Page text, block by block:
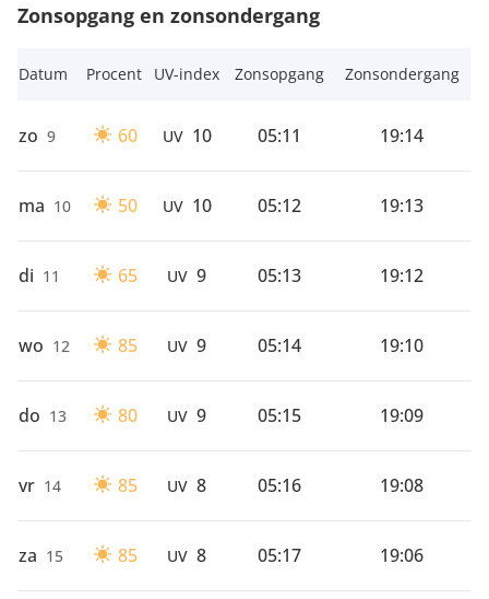
Zonsopgang en zonsondergang
Datum Procent UV-index Zonsopgang Zonsondergang
zo 9 60 UV 10 05:11 19:14
ma 10 50 UV 10 05:12 19:13
di 11 65 UV 9 05:13 19:12
wo 12 85 UV 9 05:14 19:10
do 13 80 UV 9 05:15 19:09
vr 14 85 UV 8 05:16 19:08
za 15 85 UV 8 05:17 19:06